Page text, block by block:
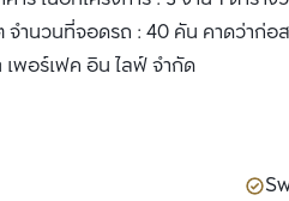
จำนวนที่จอดรถ : 40 คัน คาดว่าก่
เพอร์เฟค อิน ไลฟ์ จำกัด